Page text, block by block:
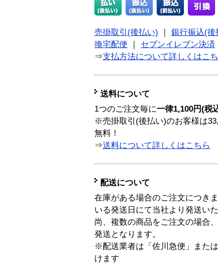
売掛取引(後払い)
銀行振込(後
換宅配便
セブンイレブン決済
⇒支払方法について詳しくはこ
送料について
1つのご注文毎に一律1,100円(税
※売掛取引(後払い)のお客様は
無料！
⇒送料について詳しくはこちら
配送について
在庫がある場合のご注文につき
いる発送日にて当社より発送い
尚、複数の商品をご注文の場合
発送となります。
※配送業者は「佐川急便」また
けます